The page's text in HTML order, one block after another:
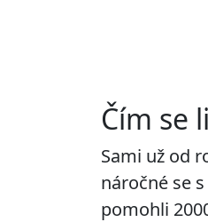
Čím se
Sami už od
náročné se
pomohli